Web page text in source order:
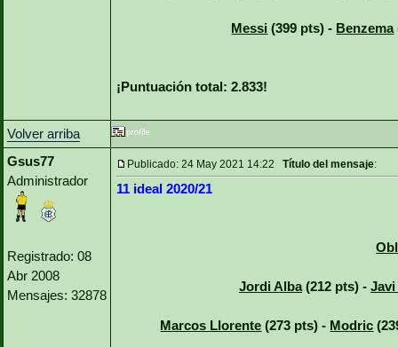
Messi (399 pts) - Benzema
¡Puntuación total: 2.833!
Volver arriba
Gsus77
Administrador
Registrado: 08
Abr 2008
Mensajes: 32878
Publicado: 24 May 2021 14:22 Título del mensaje:
11 ideal 2020/21
Jordi Alba(212 pts) - Javi
Marcos Llorente (273 pts) - Modric